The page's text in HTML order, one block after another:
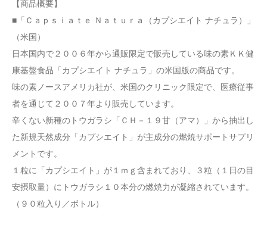
【商品概要】
■「Ｃａｐｓｉａｔｅ Ｎａｔｕｒａ（カプシエイト ナチュラ）」
（米国）
日本国内で２００６年から通販限定で販売している味の素ＫＫ健
康基盤食品「カプシエイト ナチュラ」の米国版の商品です。
味の素ノースアメリカ社が、米国のクリニック限定で、医療従事
者を通じて２００７年より販売しています。
辛くない新種のトウガラシ「ＣＨ－１９甘（アマ）」から抽出し
た新規天然成分「カプシエイト」が主成分の燃焼サポートサプリ
メントです。
１粒に「カプシエイト」が１ｍｇ含まれており、３粒（１日の目
安摂取量）にトウガラシ１０本分の燃焼力が凝縮されています。
（９０粒入り／ボトル）